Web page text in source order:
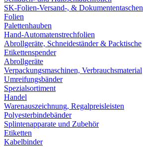
SK-Folien-Versand-, & Dokumententaschen
Folien
Palettenhauben
Hand-Automatenstrechfolien
Abrollgeräte, Schneideständer & Packtische
Etikettenspender
Abrollgeräte
Verpackungsmaschinen, Verbrauchsmaterial
Umreifungsbänder
Spezialsortiment
Handel
Warenauszeichnung, Regalpreisleisten
Polyesterbindebänder
Splintenapparate und Zubehör
Etiketten
Kabelbinder